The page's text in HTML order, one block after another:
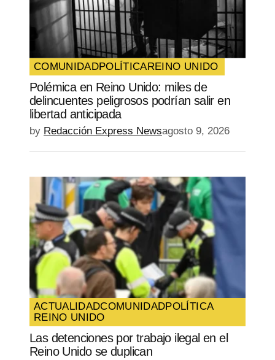
COMUNIDADPOLÍTICAREINO UNIDO
Polémica en Reino Unido: miles de
delincuentes peligrosos podrían salir en
libertad anticipada
by Redacción Express Newsagosto 9, 2026
ACTUALIDADCOMUNIDADPOLÍTICA
REINO UNIDO
Las detenciones por trabajo ilegal en el
Reino Unido se duplican